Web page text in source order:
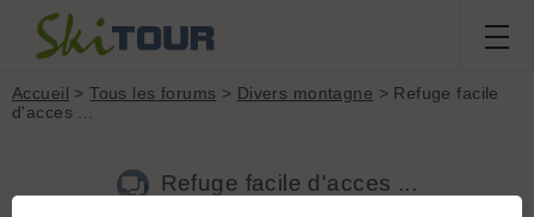
Accueil >Tous les forums > Divers montagne > Refuge facile
d'acces ...
Refuge facile d'acces ...